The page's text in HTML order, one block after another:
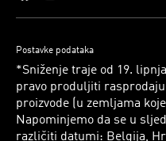
Postavke podataka
*Sniženje traje od 19.
pravo produljiti
proizvode (u zemljama
Napominjemo da se u
različiti datumi: Belgija,